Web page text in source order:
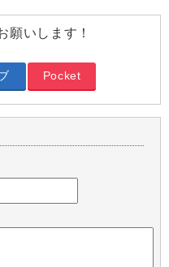
願いします！
Pocket